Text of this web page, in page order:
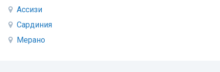
Ассизи
Сардиния
Мерано